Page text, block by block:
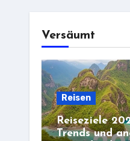
Versäumt
Reisen
Reiseziele
Trends und